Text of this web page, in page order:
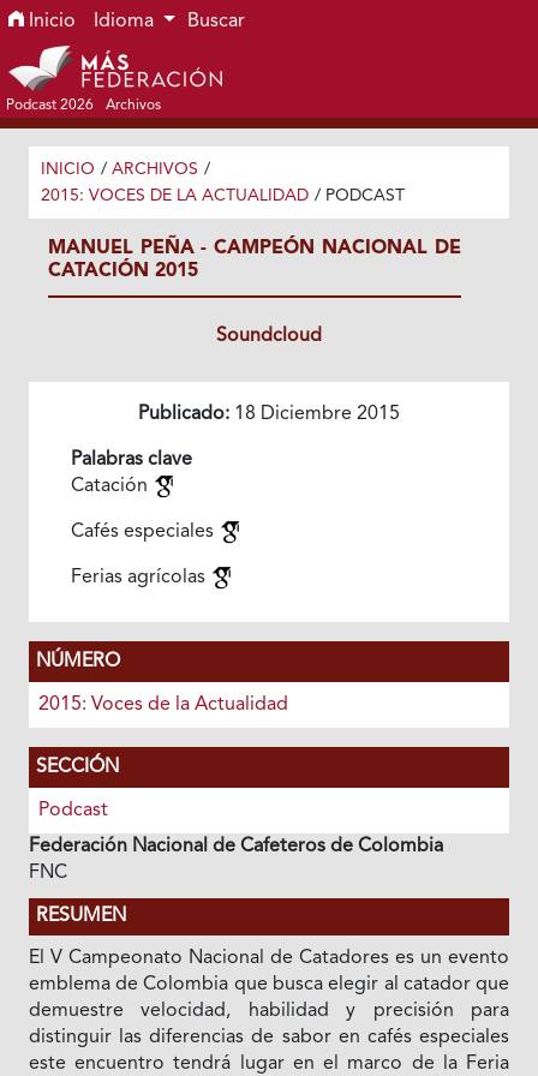
Ir al menú de navegación principal
Ir al contenido principal
Ir al pie de página del sitio
Inicio Idioma Buscar
Podcast 2026 Archivos
INICIO / ARCHIVOS /
2015: VOCES DE LA ACTUALIDAD / PODCAST
MANUEL PEÑA - CAMPEÓN NACIONAL DE
CATACIÓN 2015
Soundcloud
Publicado: 18 Diciembre 2015
Palabras clave
Catación
Cafés especiales
Ferias agrícolas
NÚMERO
2015: Voces de la Actualidad
SECCIÓN
Podcast
Federación Nacional de Cafeteros de Colombia
FNC
RESUMEN
El V Campeonato Nacional de Catadores es un evento
emblema de Colombia que busca elegir al catador que
demuestre velocidad, habilidad y precisión para
distinguir las diferencias de sabor en cafés especiales
este encuentro tendrá lugar en el marco de la Feria